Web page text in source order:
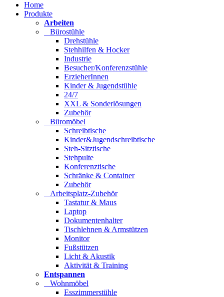
Home
Produkte
Arbeiten
Bürostühle
Drehstühle
Stehhilfen & Hocker
Industrie
Besucher/Konferenzstühle
ErzieherInnen
Kinder & Jugendstühle
24/7
XXL & Sonderlösungen
Zubehör
Büromöbel
Schreibtische
Kinder&Jugendschreibtische
Steh-Sitztische
Stehpulte
Konferenztische
Schränke & Container
Zubehör
Arbeitsplatz-Zubehör
Tastatur & Maus
Laptop
Dokumentenhalter
Tischlehnen & Armstützen
Monitor
Fußstützen
Licht & Akustik
Aktivität & Training
Entspannen
Wohnmöbel
Esszimmerstühle